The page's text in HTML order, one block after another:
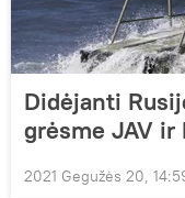
Didėjanti
grėsme JAV ir
2021 Gegužės 20,